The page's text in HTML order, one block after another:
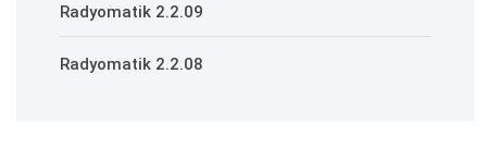
Radyomatik 2.2.09
Radyomatik 2.2.08